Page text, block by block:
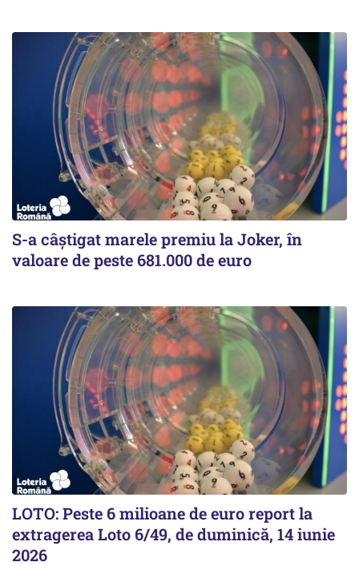
S-a câștigat marele premiu la Joker, în
valoare de peste 681.000 de euro
LOTO: Peste 6 milioane de euro report la
extragerea Loto 6/49, de duminică, 14 iunie
2026